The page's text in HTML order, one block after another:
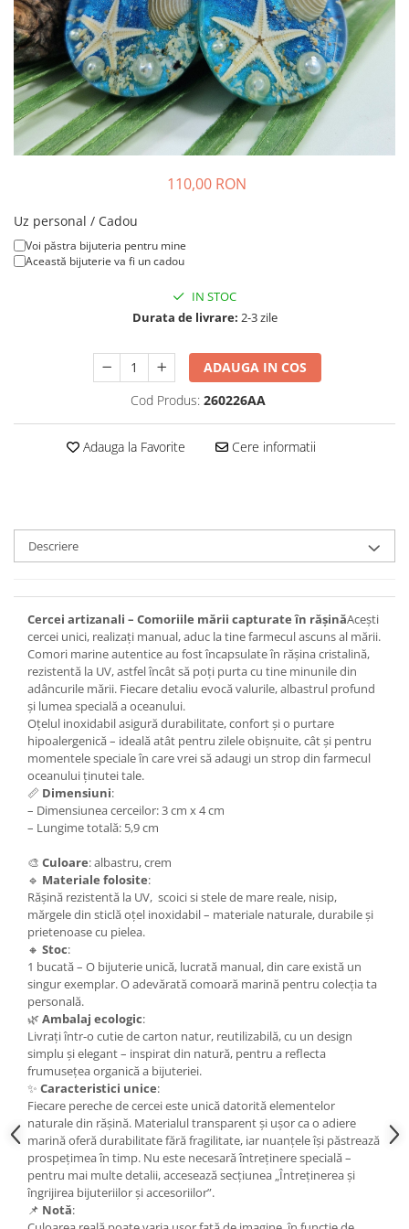
Colier / Pandantiv
Brățară
Bijuterii copii
Colier / Pandantiv
Colier de prietenie
Brățară
Colier / Pandantiv
Cercei
Colier / Pandantiv
Brățară de gleznă
Colier / Pandantiv
Cercei
Mărgele / talisman
Accesorii păr
Bijuterii din Floarea de colț
Colier / Pandantiv
Cercei
Suport bijuterii
Bijuterii cu cristale naturale
Colier / Pandantiv
Cercei
Set bijuterii
Bijuterii din lemn
Colier / Pandantiv
Cercei
Set bijuterii
Brățară
Bijuterii fără metal
Brățară
Bijuterii - Alte
Suport bijuterii
Semn de carte
Accesorii
Produse personalizate (mărturii)
Produse zero waste
110,00 RON
Uz personal / Cadou
Voi păstra bijuteria pentru mine
Această bijuterie va fi un cadou
IN STOC
Durata de livrare: 2-3 zile
ADAUGA IN COS
Cod Produs: 260226AA
Adauga la Favorite Cere informatii
Descriere
Cercei artizanali – Comoriile mării capturate în rășinăAcești
cercei unici, realizați manual, aduc la tine farmecul ascuns al mării.
Comori marine autentice au fost încapsulate în rășina cristalină,
rezistentă la UV, astfel încât să poți purta cu tine minunile din
adâncurile mării. Fiecare detaliu evocă valurile, albastrul profund
și lumea specială a oceanului.
Oțelul inoxidabil asigură durabilitate, confort și o purtare
hipoalergenică – ideală atât pentru zilele obișnuite, cât și pentru
momentele speciale în care vrei să adaugi un strop din farmecul
oceanului ținutei tale.
📏 Dimensiuni:
– Dimensiunea cerceilor: 3 cm x 4 cm
– Lungime totală: 5,9 cm
🎨 Culoare: albastru, crem
🔹 Materiale folosite:
Rășină rezistentă la UV, scoici si stele de mare reale, nisip,
mărgele din sticlă oțel inoxidabil – materiale naturale, durabile și
prietenoase cu pielea.
🔸 Stoc:
1 bucată – O bijuterie unică, lucrată manual, din care există un
singur exemplar. O adevărată comoară marină pentru colecția ta
personală.
🌿 Ambalaj ecologic:
Livrați într-o cutie de carton natur, reutilizabilă, cu un design
simplu și elegant – inspirat din natură, pentru a reflecta
frumusețea organică a bijuteriei.
✨ Caracteristici unice:
Fiecare pereche de cercei este unică datorită elementelor
naturale din rășină. Materialul transparent și ușor ca o adiere
marină oferă durabilitate fără fragilitate, iar nuanțele își păstrează
prospețimea în timp. Nu este necesară întreținere specială –
pentru mai multe detalii, accesează secțiunea „Întreținerea și
îngrijirea bijuteriilor și accesoriilor”.
📌 Notă: